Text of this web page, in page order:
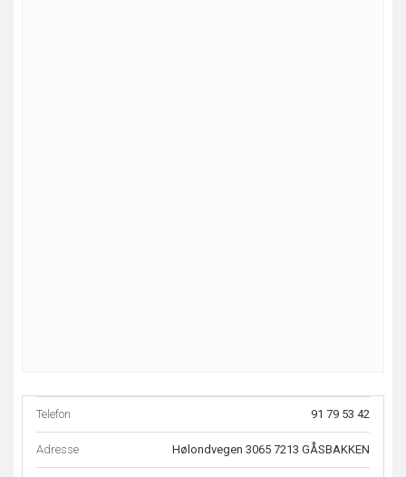
Telefon 91 79 53 42
Adresse Hølondvegen 3065 7213 GÅSBAKKEN